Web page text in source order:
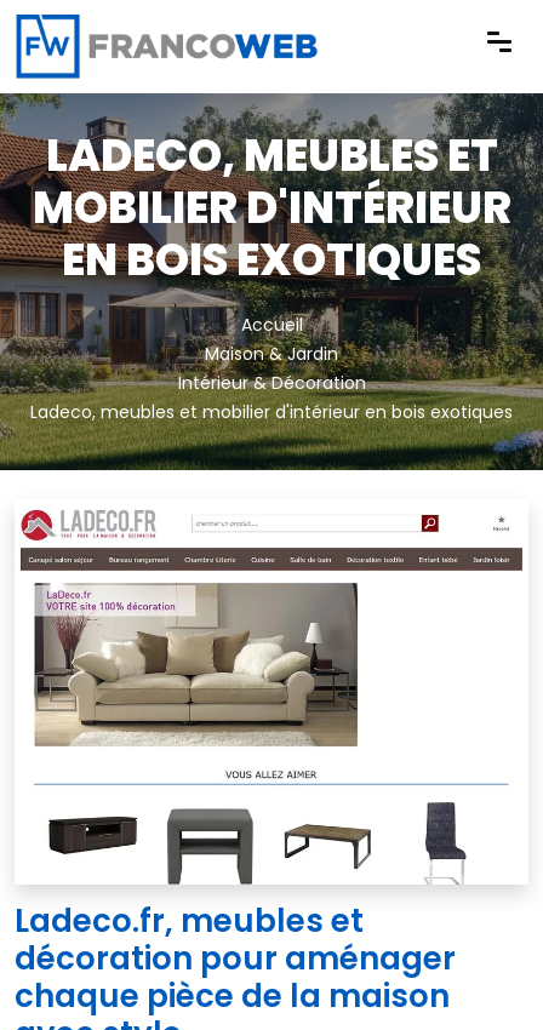
Panneau de gestion des cookies
LADECO, MEUBLES ET
MOBILIER D'INTÉRIEUR
EN BOIS EXOTIQUES
Accueil
Maison & Jardin
Intérieur & Décoration
Ladeco, meubles et mobilier d'intérieur en bois exotiques
Ladeco.fr, meubles et
décoration pour aménager
chaque pièce de la maison